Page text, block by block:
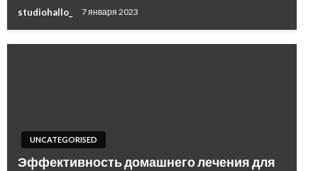
studiohallo_ 7 января 2023
UNCATEGORISED
Эффективность домашнего лечения для